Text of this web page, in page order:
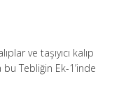
ve taşıyıcı kalıp
Tebliğin Ek-1’inde